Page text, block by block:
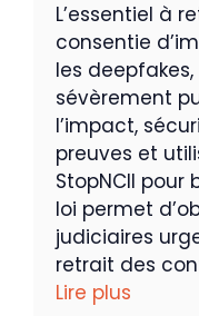
L’essentiel à
consentie
les
sévèrement
l’impact,
preuves et
StopNCII pour
loi permet
judiciaires
retrait des
Lire plus